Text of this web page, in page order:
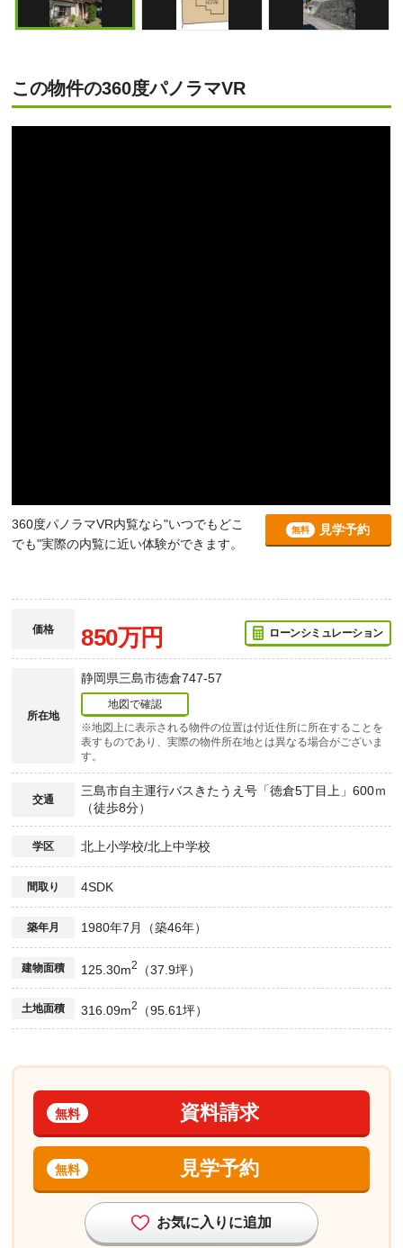
この物件の360度パノラマVR
360度パノラマVR内覧なら"いつでもどこ
でも"実際の内覧に近い体験ができます。
無料 見学予約
価格 850万円 ローンシミュレーション
所在地
静岡県三島市徳倉747-57
地図で確認
※地図上に表示される物件の位置は付近住所に所在することを
表すものであり、実際の物件所在地とは異なる場合がございま
す。
交通
三島市自主運行バスきたうえ号「徳倉5丁目上」600ｍ
（徒歩8分）
学区 北上小学校/北上中学校
間取り 4SDK
築年月 1980年7月（築46年）
建物面積 125.30m2 （37.9坪）
土地面積 316.09m2 （95.61坪）
資料請求
無料
見学予約
無料
お気に入りに追加